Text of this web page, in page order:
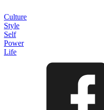
Culture
Style
Self
Power
Life